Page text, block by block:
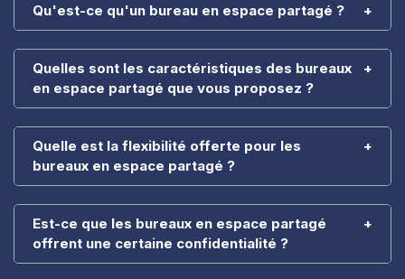
Qu'est-ce qu'un bureau en espace partagé ?
Quelles sont les caractéristiques des bureaux
en espace partagé que vous proposez ?
Quelle est la flexibilité offerte pour les
bureaux en espace partagé ?
Est-ce que les bureaux en espace partagé
offrent une certaine confidentialité ?